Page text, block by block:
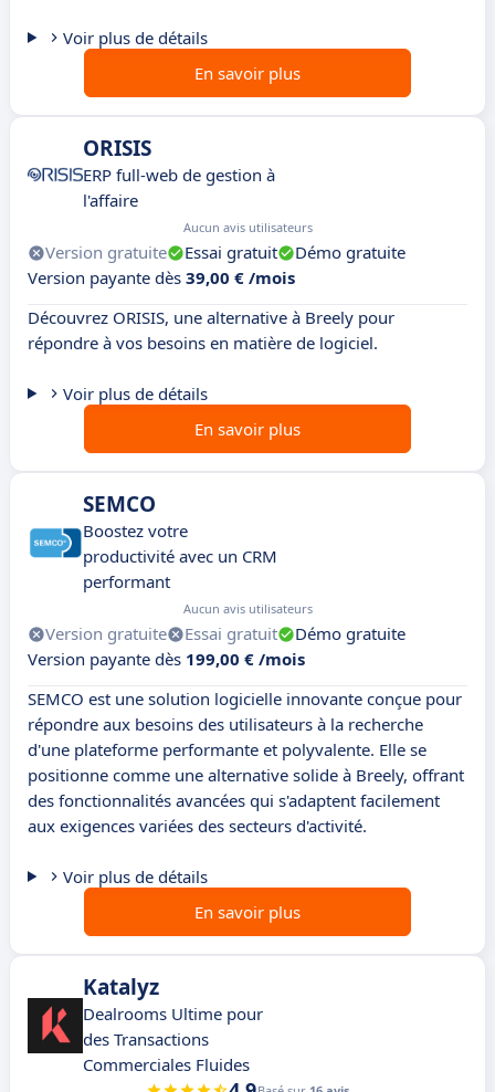
Voir plus de détails
En savoir plus
ORISIS
ERP full-web de gestion à
l'affaire
Aucun avis utilisateurs
Version gratuite Essai gratuit
Démo gratuite
Version payante dès 39,00 € /mois
Découvrez ORISIS, une alternative à Breely pour
répondre à vos besoins en matière de logiciel.
Voir plus de détails
En savoir plus
SEMCO
Boostez votre
productivité avec un CRM
performant
Aucun avis utilisateurs
Version gratuite Essai gratuit
Démo gratuite
Version payante dès 199,00 € /mois
SEMCO est une solution logicielle innovante conçue pour
répondre aux besoins des utilisateurs à la recherche
d'une plateforme performante et polyvalente. Elle se
positionne comme une alternative solide à Breely, offrant
des fonctionnalités avancées qui s'adaptent facilement
aux exigences variées des secteurs d'activité.
Voir plus de détails
En savoir plus
Katalyz
Dealrooms Ultime pour
des Transactions
Commerciales Fluides